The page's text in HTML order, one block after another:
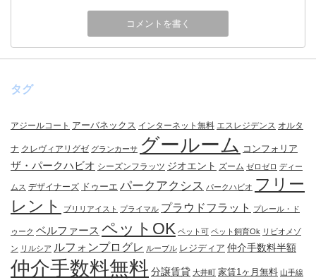
タグ
アジールコート アーバネックス インターネット無料 エスレジデンス オルタ
ナ クレヴィアリグゼ グランカーサ グールーム コンフォリア
ザ・パークハビオ シーズンフラッツ ジオエント ズーム ゼロゼロ ディー
ムス デザイナーズ ドゥーエ パークアクシス パークハビオ フリー
レント
ブリリアイスト プライマル プラウドフラット プレール・ド
ゥーク ベルファース ペットOK ペット可 ペット飼育Ok リビオメゾ
ン リルシア ルフォンプログレ ルーブル レジディア 仲介手数料半額
仲介手数料無料 分譲賃貸 大井町 家賃1ヶ月無料 山手線